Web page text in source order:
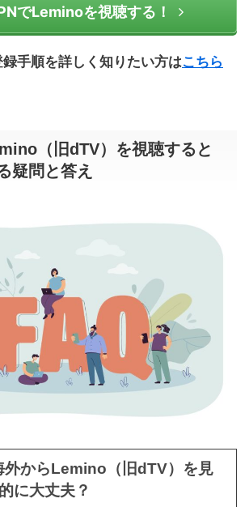
でLeminoを視聴する！
手順を詳しく知りたい方はこちら
（旧dTV）を視聴すると
疑問と答え
外からLemino（旧dTV）を見
に大丈夫？